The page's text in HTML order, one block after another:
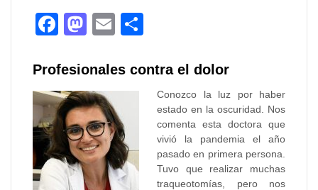
Facebook
Mastodon
Email
Profesionales contra el dolor
Conozco la luz por haber
estado en la oscuridad. Nos
comenta esta doctora que
vivió la pandemia el año
pasado en primera persona.
Tuvo que realizar muchas
traqueotomías, pero nos